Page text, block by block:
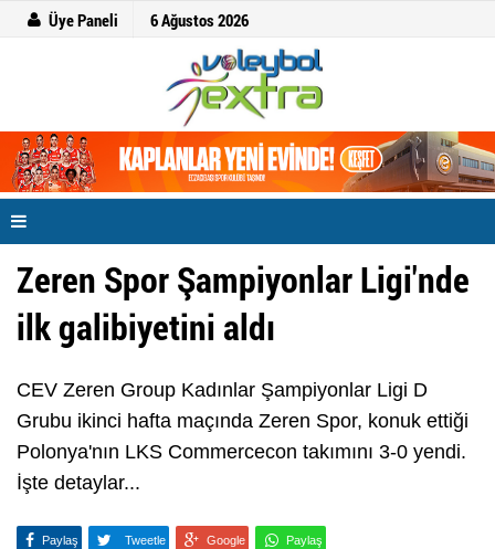
Üye Paneli 6 Ağustos 2026
Zeren Spor Şampiyonlar Ligi'nde
ilk galibiyetini aldı
CEV Zeren Group Kadınlar Şampiyonlar Ligi D
Grubu ikinci hafta maçında Zeren Spor, konuk ettiği
Polonya'nın LKS Commercecon takımını 3-0 yendi.
İşte detaylar...
Paylaş Tweetle Google Paylaş